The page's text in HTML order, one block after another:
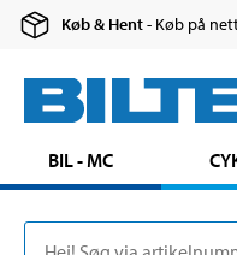
Køb & Hent- Køb på
BIL - MC